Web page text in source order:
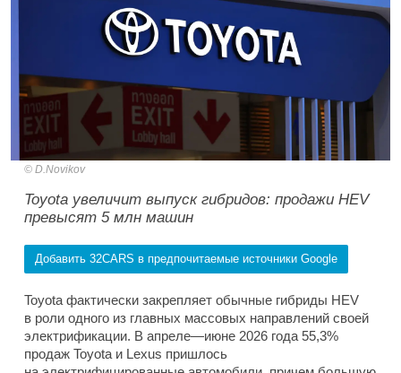
D.Novikov
Toyota увеличит выпуск гибридов: продажи HEV
превысят 5 млн машин
Добавить 32CARS в предпочитаемые источники Google
Toyota фактически закрепляет обычные гибриды HEV
в роли одного из главных массовых направлений своей
электрификации. В апреле—июне 2026 года 55,3%
продаж Toyota и Lexus пришлось